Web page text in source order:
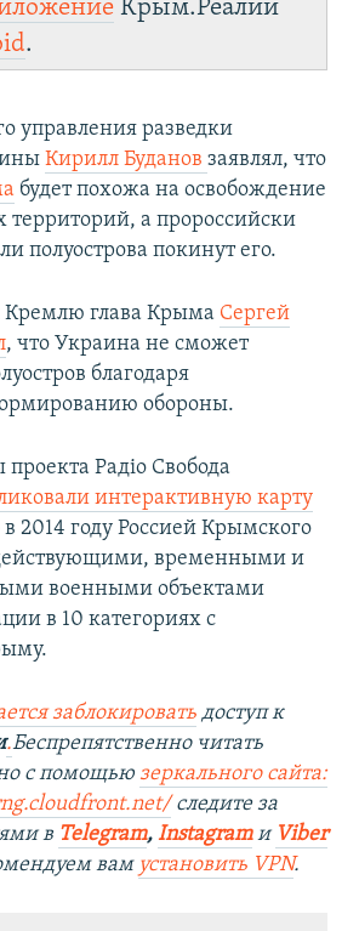
Крым.Реалии
.
управления разведки
Кирилл Буданов заявлял, что
будет похожа на освобождение
территорий, а пророссийски
полуострова покинут его.
глава Крыма Сергей
, что Украина не сможет
благодаря
обороны.
Радіо Свобода
интерактивную карту
2014 году Россией Крымского
действующими, временными и
военными объектами
в 10 категориях с
заблокировать доступ к
.Беспрепятственно читать
с помощью зеркального сайта:
следите за
в Telegram, Instagramи Viber
вам установить VPN.